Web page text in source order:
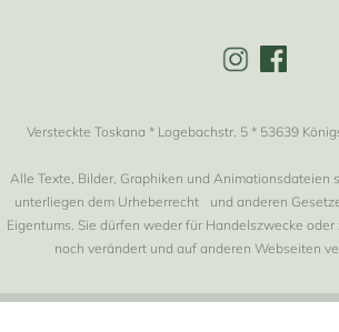
Versteckte Toskana * Logebachstr. 5 * 53639
Alle Texte, Bilder, Graphiken und Animationsdateien
unterliegen dem Urheberrecht und anderen
Eigentums. Sie dürfen weder für Handelszwecke
noch verändert und auf anderen Webseiten